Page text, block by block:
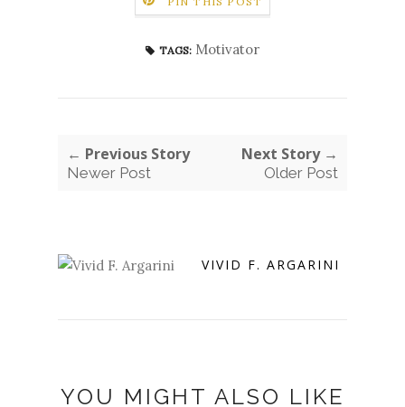
TAGS: Motivator
← Previous Story
Newer Post
Next Story →
Older Post
VIVID F. ARGARINI
YOU MIGHT ALSO LIKE